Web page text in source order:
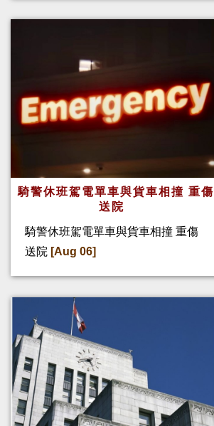
騎警休班駕電單車與貨車相撞 重傷
送院
騎警休班駕電單車與貨車相撞 重傷
送院 [Aug 06]